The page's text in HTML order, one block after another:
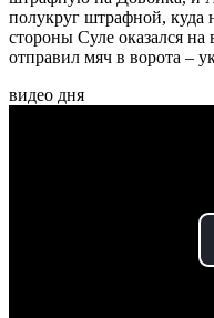
полукруг штрафной, куда
стороны Суле оказался
отправил мяч в ворота –
видео дня